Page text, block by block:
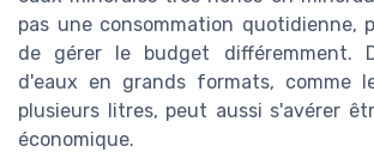
pas une consommation quotidienne,
de gérer le budget différemment.
d'eaux en grands formats, comme
plusieurs litres, peut aussi s'avérer
économique.